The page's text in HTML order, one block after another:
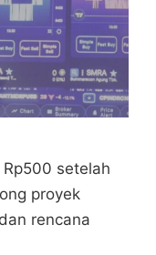
Rp500 setelah
proyek
rencana